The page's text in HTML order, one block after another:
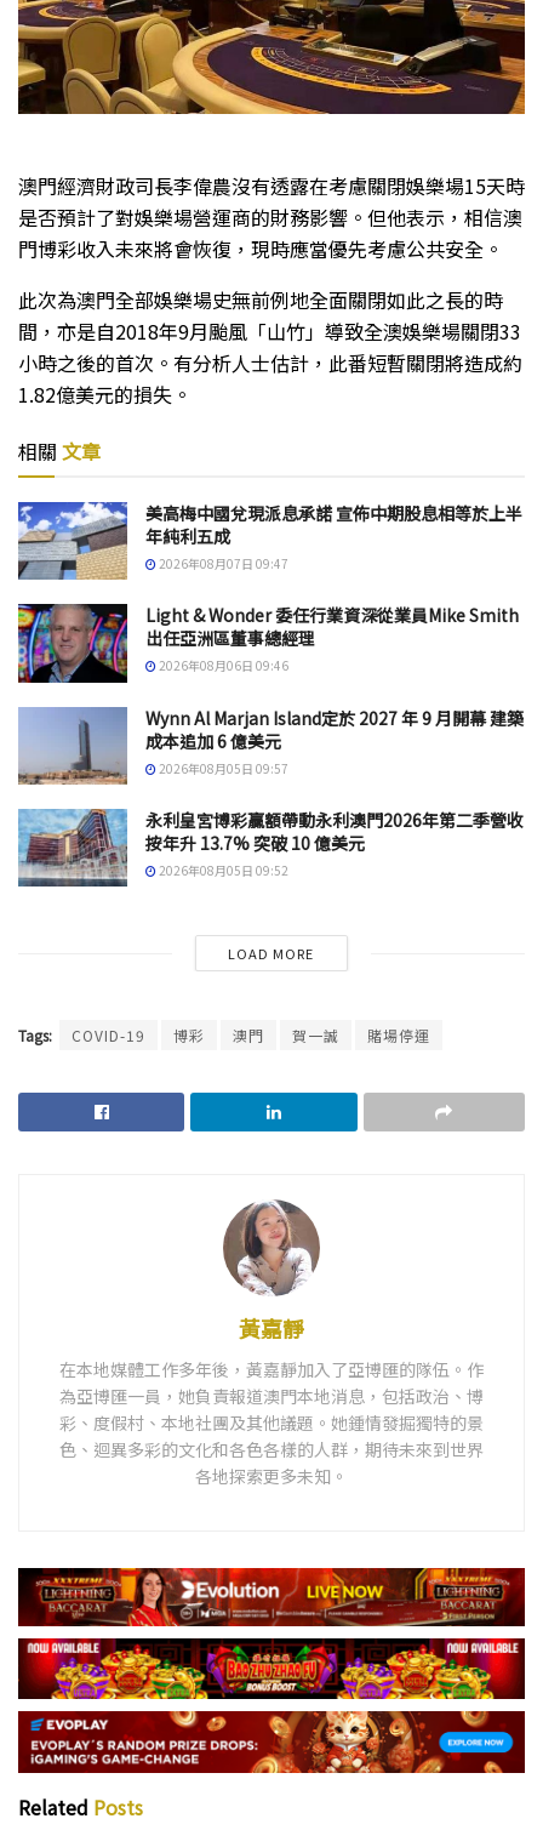
澳門經濟財政司長李偉農沒有透露在考慮關閉娛樂場15天時
是否預計了對娛樂場營運商的財務影響。但他表示，相信澳
門博彩收入未來將會恢復，現時應當優先考慮公共安全。
此次為澳門全部娛樂場史無前例地全面關閉如此之長的時
間，亦是自2018年9月颱風「山竹」導致全澳娛樂場關閉33
小時之後的首次。有分析人士估計，此番短暫關閉將造成約
1.82億美元的損失。
相關 文章
美高梅中國兌現派息承諾 宣佈中期股息相等於上半
年純利五成
2026年08月07日 09:47
Light & Wonder 委任行業資深從業員Mike Smith
出任亞洲區董事總經理
2026年08月06日 09:46
Wynn Al Marjan Island定於 2027 年 9 月開幕 建築
成本追加 6 億美元
2026年08月05日 09:57
永利皇宮博彩贏額帶動永利澳門2026年第二季營收
按年升 13.7% 突破 10 億美元
2026年08月05日 09:52
LOAD MORE
Tags: COVID-19 博彩 澳門 賀一誠 賭場停運
黃嘉靜
在本地媒體工作多年後，黃嘉靜加入了亞博匯的隊伍。作
為亞博匯一員，她負責報道澳門本地消息，包括政治、博
彩、度假村、本地社團及其他議題。她鍾情發掘獨特的景
色、迴異多彩的文化和各色各樣的人群，期待未來到世界
各地探索更多未知。
Related Posts